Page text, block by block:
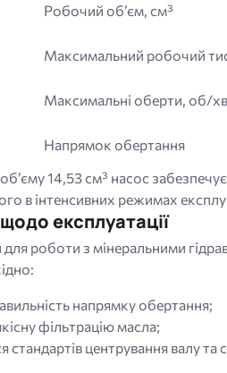
Робочий об’єм, см³
Максимальний робочий
Максимальні оберти, об/хв
Напрямок обертання
14,53 см³ насос
в інтенсивних режимах
експлуатації
роботи з мінеральними
напрямку обертання;
фільтрацію масла;
стандартів центрування валу та